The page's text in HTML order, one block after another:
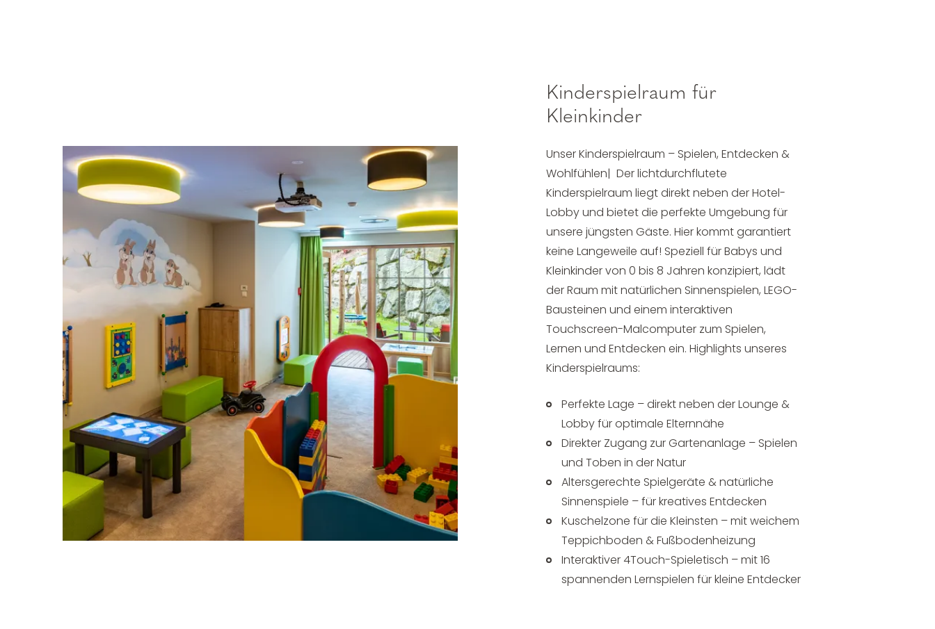
Kinderspielraum für
Kleinkinder
Unser Kinderspielraum – Spielen, Entdecken &
Wohlfühlen| Der lichtdurchflutete
Kinderspielraum liegt direkt neben der Hotel-
Lobby und bietet die perfekte Umgebung für
unsere jüngsten Gäste. Hier kommt garantiert
keine Langeweile auf! Speziell für Babys und
Kleinkinder von 0 bis 8 Jahren konzipiert, lädt
der Raum mit natürlichen Sinnenspielen, LEGO-
Bausteinen und einem interaktiven
Touchscreen-Malcomputer zum Spielen,
Lernen und Entdecken ein. Highlights unseres
Kinderspielraums:
Perfekte Lage – direkt neben der Lounge &
Lobby für optimale Elternnähe
Direkter Zugang zur Gartenanlage – Spielen
und Toben in der Natur
Altersgerechte Spielgeräte & natürliche
Sinnenspiele – für kreatives Entdecken
Kuschelzone für die Kleinsten – mit weichem
Teppichboden & Fußbodenheizung
Interaktiver 4Touch-Spieletisch – mit 16
spannenden Lernspielen für kleine Entdecker